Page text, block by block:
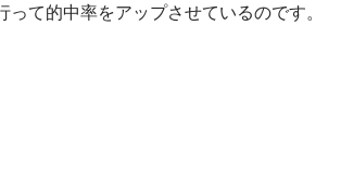
って的中率をアップさせているのです。